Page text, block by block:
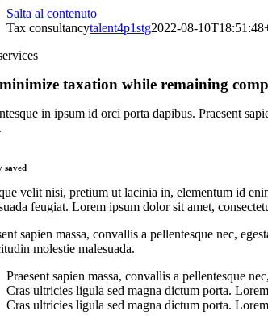
Salta al contenuto
Tax consultancytalent4p1stg2022-08-
taxation while remaining
in ipsum id orci porta dapibus. Praesent
saved
velit nisi, pretium ut lacinia in, elementum id
feugiat. Lorem ipsum dolor sit amet,
sapien massa, convallis a pellentesque nec,
molestie malesuada.
Praesent sapien massa, convallis a pellentesque
Cras ultricies ligula sed magna dictum porta.
Cras ultricies ligula sed magna dictum porta.